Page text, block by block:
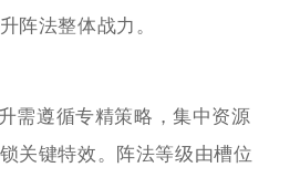
阵法整体战力。
需遵循专精策略，集中资源
关键特效。阵法等级由槽位